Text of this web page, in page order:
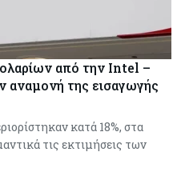
από την Intel –
αναμονή της εισαγωγής
κατά 18%, στα
τις εκτιμήσεις των